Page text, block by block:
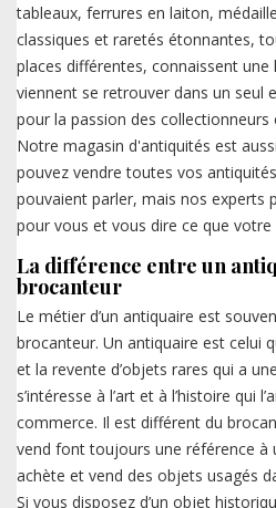
tableaux, ferrures en laiton,
classiques et raretés étonnantes,
places différentes, connaissent
viennent se retrouver dans un seul
pour la passion des collectionneurs
Notre magasin d'antiquités est
pouvez vendre toutes vos
pouvaient parler, mais nos experts
pour vous et vous dire ce que
La différence entre un
brocanteur
Le métier d’un antiquaire est
brocanteur. Un antiquaire est celui
et la revente d’objets rares qui a
s’intéresse à l’art et à l’histoire qui
commerce. Il est différent du
vend font toujours une référence à
achète et vend des objets usagés
Si vous disposez d’un objet